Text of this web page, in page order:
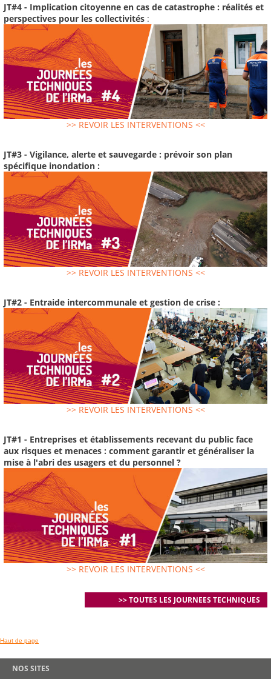
JT#4 - Implication citoyenne en cas de catastrophe : réalités et
perspectives pour les collectivités :
>> REVOIR LES INTERVENTIONS <<
JT#3 - Vigilance, alerte et sauvegarde : prévoir son plan
spécifique inondation :
>> REVOIR LES INTERVENTIONS <<
JT#2 - Entraide intercommunale et gestion de crise :
>> REVOIR LES INTERVENTIONS <<
JT#1 - Entreprises et établissements recevant du public face
aux risques et menaces : comment garantir et généraliser la
mise à l'abri des usagers et du personnel ?
>> REVOIR LES INTERVENTIONS <<
>> TOUTES LES JOURNEES TECHNIQUES
Haut de page
NOS SITES